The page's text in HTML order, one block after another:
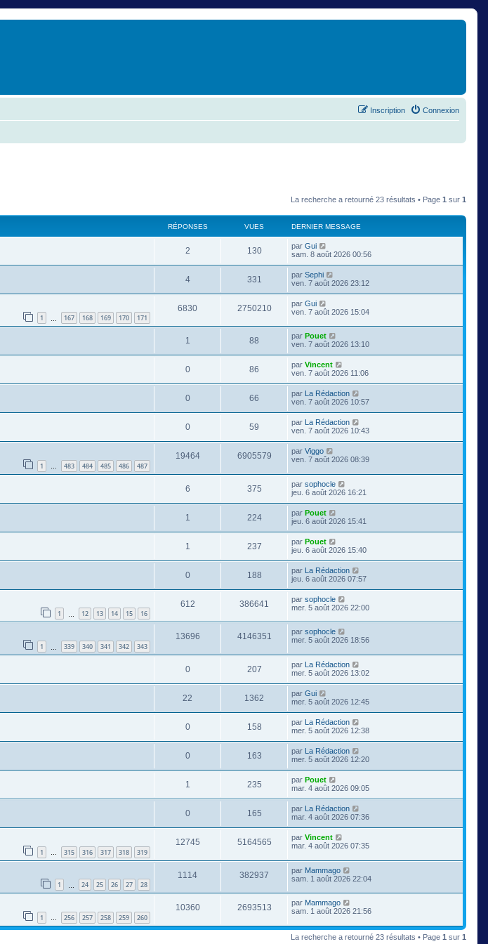
Connexion
Inscription
La recherche a retourné 23 résultats • Page 1 sur 1
RÉPONSES VUES DERNIER MESSAGE
2 130 par Gui
sam. 8 août 2026 00:56
4 331 par Sephi
ven. 7 août 2026 23:12
1 167 168 169 170 171
6830 2750210 par Gui
ven. 7 août 2026 15:04
1 88 par Pouet
ven. 7 août 2026 13:10
0 86 par Vincent
ven. 7 août 2026 11:06
0 66 par La Rédaction
ven. 7 août 2026 10:57
0 59 par La Rédaction
ven. 7 août 2026 10:43
1 … 483 484 485 486 487
19464 6905579 par Viggo
ven. 7 août 2026 08:39
6 375 par sophocle
jeu. 6 août 2026 16:21
1 224 par Pouet
jeu. 6 août 2026 15:41
1 237 par Pouet
jeu. 6 août 2026 15:40
0 188 par La Rédaction
jeu. 6 août 2026 07:57
1 12 13 14 15 16
612 386641 par sophocle
mer. 5 août 2026 22:00
1 339 340 341 342 343
13696 4146351 par sophocle
mer. 5 août 2026 18:56
0 207 par La Rédaction
mer. 5 août 2026 13:02
22 1362 par Gui
mer. 5 août 2026 12:45
0 158 par La Rédaction
mer. 5 août 2026 12:38
0 163 par La Rédaction
mer. 5 août 2026 12:20
1 235 par Pouet
mar. 4 août 2026 09:05
0 165 par La Rédaction
mar. 4 août 2026 07:36
1 … 315 316 317 318 319
12745 5164565 par Vincent
mar. 4 août 2026 07:35
1 24 25 26 27 28
1114 382937 par Mammago
sam. 1 août 2026 22:04
1 … 256 257 258 259 260
10360 2693513 par Mammago
sam. 1 août 2026 21:56
La recherche a retourné 23 résultats • Page 1 sur 1